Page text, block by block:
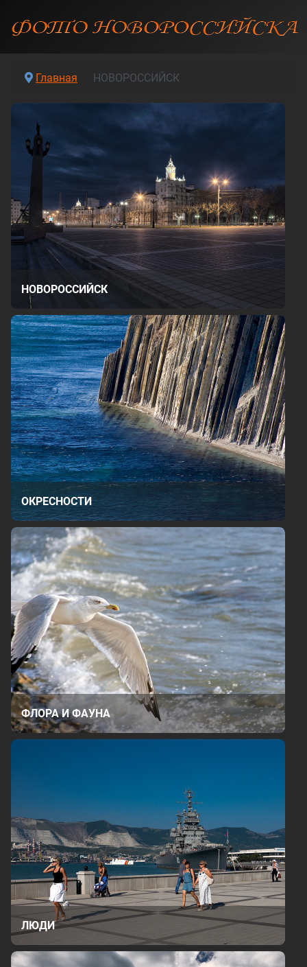
Главная НОВОРОССИЙСК
НОВОРОССИЙСК
ОКРЕСНОСТИ
ФЛОРА И ФАУНА
ЛЮДИ